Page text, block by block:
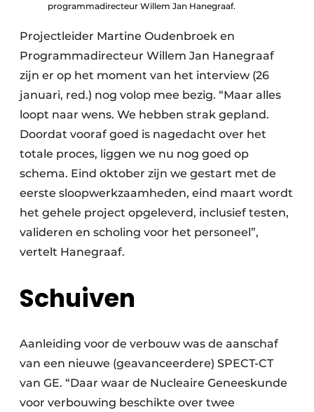
programmadirecteur Willem Jan Hanegraaf.
Projectleider Martine Oudenbroek en
Programmadirecteur Willem Jan Hanegraaf
zijn er op het moment van het interview (26
januari, red.) nog volop mee bezig. “Maar alles
loopt naar wens. We hebben strak gepland.
Doordat vooraf goed is nagedacht over het
totale proces, liggen we nu nog goed op
schema. Eind oktober zijn we gestart met de
eerste sloopwerkzaamheden, eind maart wordt
het gehele project opgeleverd, inclusief testen,
valideren en scholing voor het personeel”,
vertelt Hanegraaf.
Schuiven
Aanleiding voor de verbouw was de aanschaf
van een nieuwe (geavanceerdere) SPECT-CT
van GE. “Daar waar de Nucleaire Geneeskunde
voor verbouwing beschikte over twee